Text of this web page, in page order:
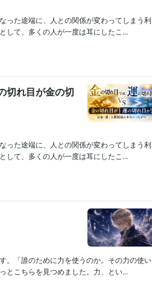
った途端に、人との関係が変わってしまう利
して、多くの人が一度は耳にしたこ...
切れ目が金の切
った途端に、人との関係が変わってしまう利
して、多くの人が一度は耳にしたこ...
。「誰のために力を使うのか。その力の使い
とこちらを見つめました。力、とい...